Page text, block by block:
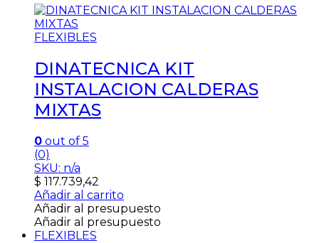
FLEXIBLES
DINATECNICA KIT
INSTALACION CALDERAS
MIXTAS
0 out of 5
(0)
SKU: n/a
$ 117.739,42
Añadir al carrito
Añadir al presupuesto
Añadir al presupuesto
FLEXIBLES